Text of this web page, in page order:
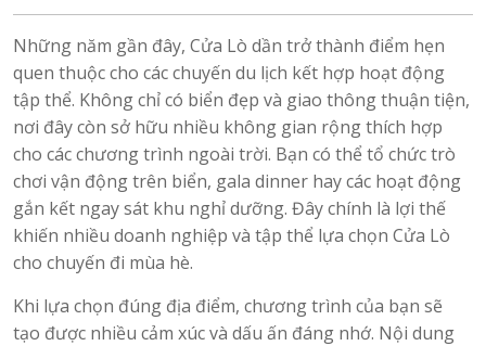
Những năm gần đây, Cửa Lò dần trở thành điểm hẹn
quen thuộc cho các chuyến du lịch kết hợp hoạt động
tập thể. Không chỉ có biển đẹp và giao thông thuận tiện,
nơi đây còn sở hữu nhiều không gian rộng thích hợp
cho các chương trình ngoài trời. Bạn có thể tổ chức trò
chơi vận động trên biển, gala dinner hay các hoạt động
gắn kết ngay sát khu nghỉ dưỡng. Đây chính là lợi thế
khiến nhiều doanh nghiệp và tập thể lựa chọn Cửa Lò
cho chuyến đi mùa hè.
Khi lựa chọn đúng địa điểm, chương trình của bạn sẽ
tạo được nhiều cảm xúc và dấu ấn đáng nhớ. Nội dung